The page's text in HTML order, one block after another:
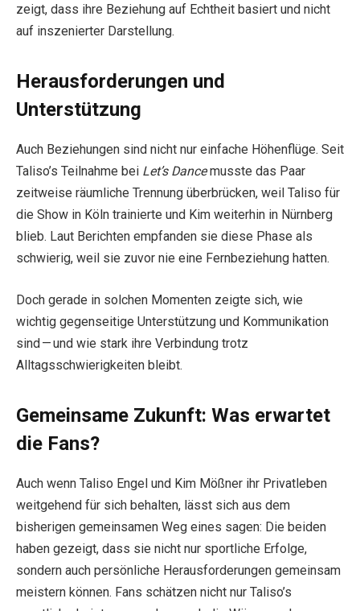
zeigt, dass ihre Beziehung auf Echtheit basiert und nicht
auf inszenierter Darstellung.
Herausforderungen und
Unterstützung
Auch Beziehungen sind nicht nur einfache Höhenflüge. Seit
Taliso’s Teilnahme bei Let’s Dancemusste das Paar
zeitweise räumliche Trennung überbrücken, weil Taliso für
die Show in Köln trainierte und Kim weiterhin in Nürnberg
blieb. Laut Berichten empfanden sie diese Phase als
schwierig, weil sie zuvor nie eine Fernbeziehung hatten.
Doch gerade in solchen Momenten zeigte sich, wie
wichtig gegenseitige Unterstützung und Kommunikation
sind — und wie stark ihre Verbindung trotz
Alltagsschwierigkeiten bleibt.
Gemeinsame Zukunft: Was erwartet
die Fans?
Auch wenn Taliso Engel und Kim Mößner ihr Privatleben
weitgehend für sich behalten, lässt sich aus dem
bisherigen gemeinsamen Weg eines sagen: Die beiden
haben gezeigt, dass sie nicht nur sportliche Erfolge,
sondern auch persönliche Herausforderungen gemeinsam
meistern können. Fans schätzen nicht nur Taliso’s